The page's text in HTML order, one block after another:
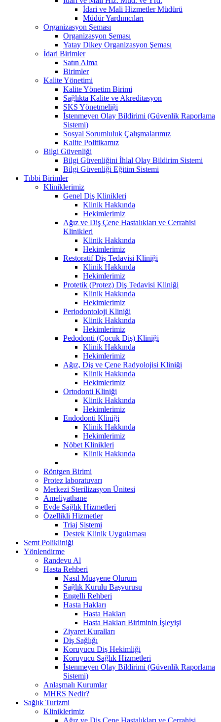
İdari ve Mali Hizmetler Müdürü
Müdür Yardımcıları
Organizasyon Şeması
Organizasyon Şeması
Yatay Dikey Organizasyon Şeması
İdari Birimler
Satın Alma
Birimler
Kalite Yönetimi
Kalite Yönetim Birimi
Sağlıkta Kalite ve Akreditasyon
SKS Yönetmeliği
İstenmeyen Olay Bildirimi (Güvenlik Raporlama
Sistemi)
Sosyal Sorumluluk Çalışmalarımız
Kalite Politikamız
Bilgi Güvenliği
Bilgi Güvenliğini İhlal Olay Bildirim Sistemi
Bilgi Güvenliği Eğitim Sistemi
Tıbbi Birimler
Kliniklerimiz
Genel Diş Klinikleri
Klinik Hakkında
Hekimlerimiz
Ağız ve Diş Çene Hastalıkları ve Cerrahisi
Klinikleri
Klinik Hakkında
Hekimlerimiz
Restoratif Diş Tedavisi Kliniği
Klinik Hakkında
Hekimlerimiz
Protetik (Protez) Diş Tedavisi Kliniği
Klinik Hakkında
Hekimlerimiz
Periodontoloji Kliniği
Klinik Hakkında
Hekimlerimiz
Pedodonti (Çocuk Diş) Kliniği
Klinik Hakkında
Hekimlerimiz
Ağız, Diş ve Çene Radyolojisi Kliniği
Klinik Hakkında
Hekimlerimiz
Ortodonti Kliniği
Klinik Hakkında
Hekimlerimiz
Endodonti Kliniği
Klinik Hakkında
Hekimlerimiz
Nöbet Klinikleri
Klinik Hakkında
Röntgen Birimi
Protez laboratuvarı
Merkezi Sterilizasyon Ünitesi
Ameliyathane
Evde Sağlık Hizmetleri
Özellikli Hizmetler
Triaj Sistemi
Destek Klinik Uygulaması
Semt Polikliniği
Yönlendirme
Randevu Al
Hasta Rehberi
Nasıl Muayene Olurum
Sağlık Kurulu Başvurusu
Engelli Rehberi
Hasta Hakları
Hasta Hakları
Hasta Hakları Biriminin İşleyişi
Ziyaret Kuralları
Diş Sağlığı
Koruyucu Diş Hekimliği
Koruyucu Sağlık Hizmetleri
İstenmeyen Olay Bildirimi (Güvenlik Raporlama
Sistemi)
Anlaşmalı Kurumlar
MHRS Nedir?
Sağlık Turizmi
Kliniklerimiz
Ağız ve Diş Çene Hastalıkları ve Cerrahisi